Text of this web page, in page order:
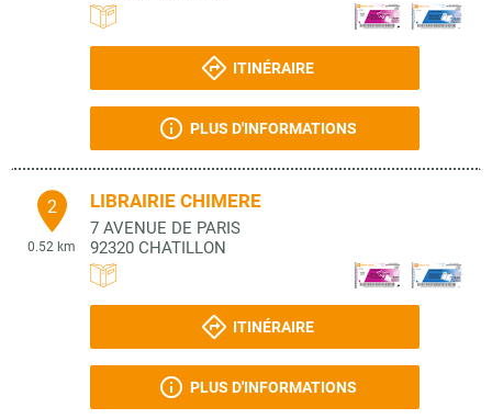
ITINÉRAIRE
PLUS D'INFORMATIONS
2
0.52 km
LIBRAIRIE CHIMERE
7 AVENUE DE PARIS
92320 CHATILLON
ITINÉRAIRE
PLUS D'INFORMATIONS